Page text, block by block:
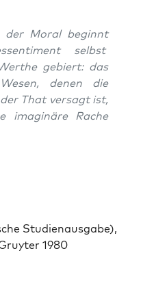
der Moral begin­nt
selb­st
gebiert: das
denen die
That ver­sagt ist,
imag­inäre Rache
Stu­di­en­aus­gabe),
1980